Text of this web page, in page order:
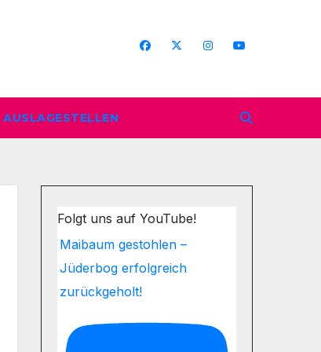
AUSLAGESTELLEN
Folgt uns auf YouTube!
Maibaum gestohlen –
Jüderbog erfolgreich
zurückgeholt!